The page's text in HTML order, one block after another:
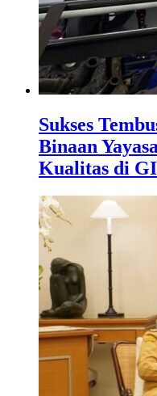
Sukses
Binaan
Kualitas di